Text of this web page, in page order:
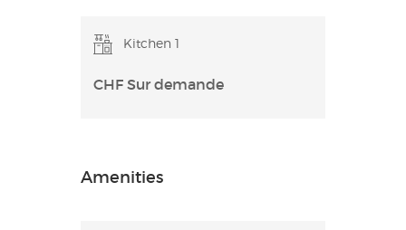
Kitchen 1
CHF Sur demande
Amenities